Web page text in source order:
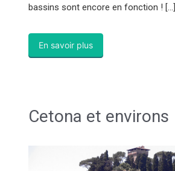
bassins sont encore en fonction ! […]
En savoir plus
Cetona et environs